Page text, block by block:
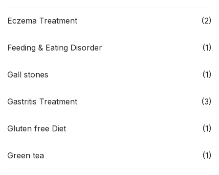
Eczema Treatment (2)
Feeding & Eating Disorder (1)
Gall stones (1)
Gastritis Treatment (3)
Gluten free Diet (1)
Green tea (1)